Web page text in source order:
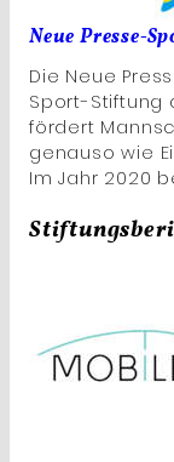
Neue Presse-
Die Neue
Sport-Stiftung
fördert
genauso wie
Im Jahr 2020